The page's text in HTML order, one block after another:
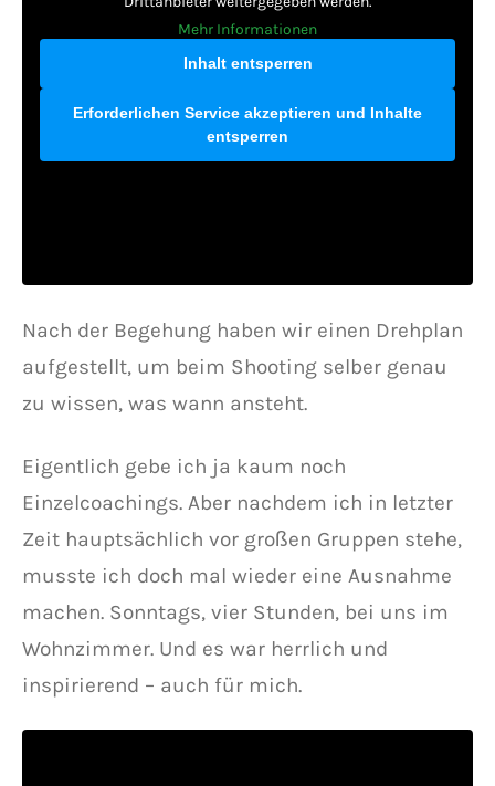
Mehr Informationen
Inhalt entsperren
Erforderlichen Service akzeptieren und Inhalte
entsperren
Nach der Begehung haben wir einen Drehplan
aufgestellt, um beim Shooting selber genau
zu wissen, was wann ansteht.
Eigentlich gebe ich ja kaum noch
Einzelcoachings. Aber nachdem ich in letzter
Zeit hauptsächlich vor großen Gruppen stehe,
musste ich doch mal wieder eine Ausnahme
machen. Sonntags, vier Stunden, bei uns im
Wohnzimmer. Und es war herrlich und
inspirierend – auch für mich.